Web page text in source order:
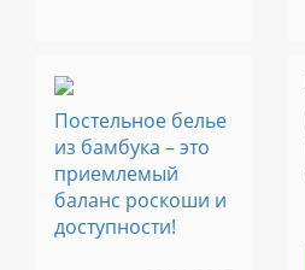
Постельное белье
из бамбука – это
приемлемый
баланс роскоши и
доступности!